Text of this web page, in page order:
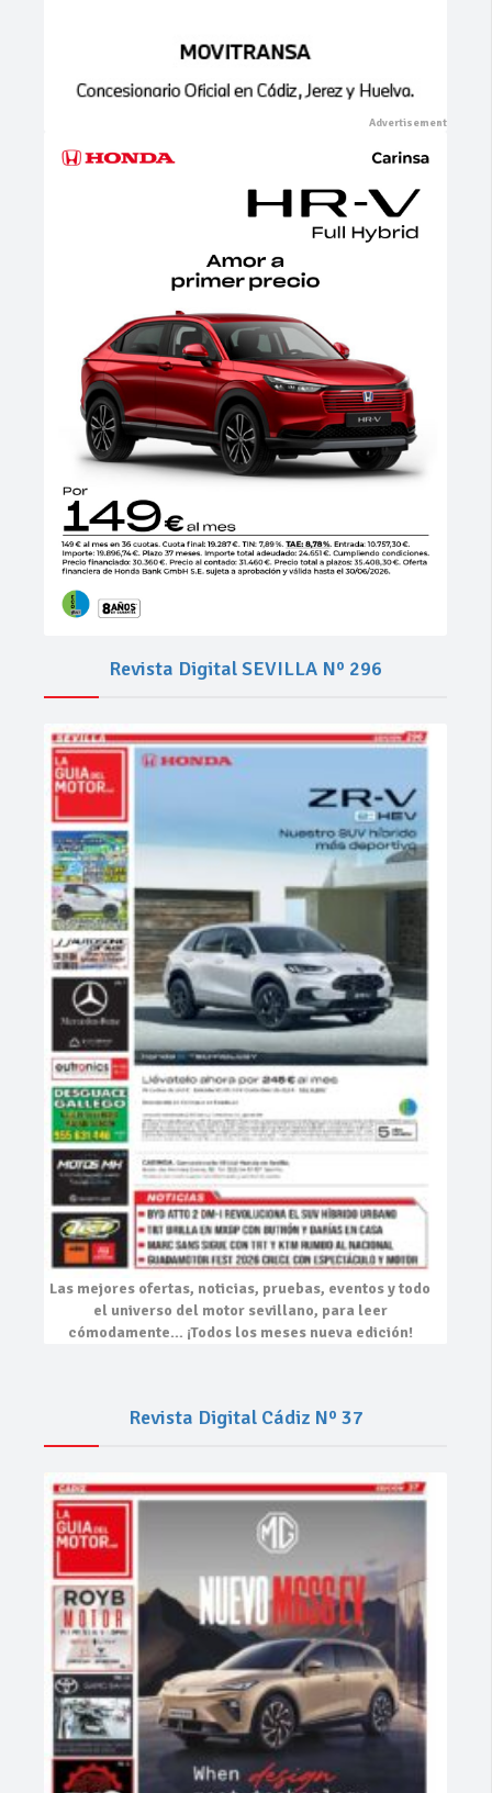
Revista Digital SEVILLA Nº 296
Las mejores ofertas, noticias, pruebas, eventosy todo
el universo del motor sevillano, para leer
cómodamente… ¡Todos los meses nueva edición!
Revista Digital Cádiz Nº 37